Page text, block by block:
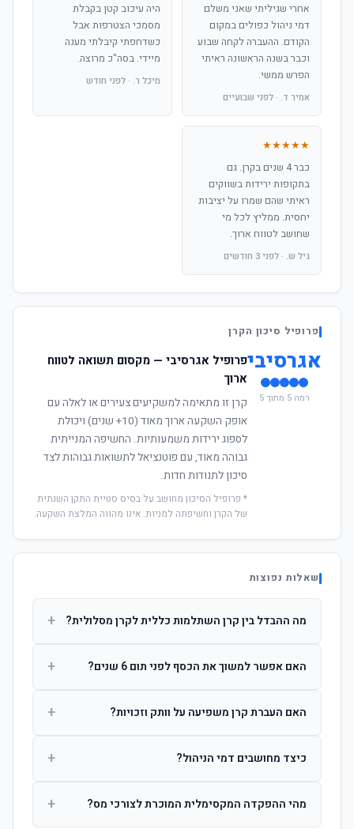
אחרי שגיליתי שאני משלם
דמי ניהול כפולים במקום
הקודם. ההעברה לקחה שבוע
וכבר בשנה הראשונה ראיתי
הפרש ממשי.
אמיר ד. · לפני שבועיים
היה עיכוב קטן בקבלת
מסמכי הצטרפות אבל
כשדחפתי קיבלתי מענה
מיידי. בסה"כ מרוצה.
מיכל ר. · לפני חודש
★★★★★
כבר 4 שנים בקרן. גם
בתקופות ירידות בשווקים
ראיתי שהם שמרו על יציבות
יחסית. ממליץ לכל מי
שחושב לטווח ארוך.
גיל ש. · לפני 3 חודשים
פרופיל סיכון הקרן
אגרסיבי
רמה 5 מתוך 5
פרופיל אגרסיבי — מקסום תשואה לטווח
ארוך
קרן זו מתאימה למשקיעים צעירים או לאלה עם
אופק השקעה ארוך מאוד (10+ שנים) ויכולת
לספוג ירידות משמעותיות. החשיפה המנייתית
גבוהה מאוד, עם פוטנציאל לתשואות גבוהות לצד
סיכון לתנודות חדות.
* פרופיל הסיכון מחושב על בסיס סטיית התקן השנתית
של הקרן וחשיפתה למניות. אינו מהווה המלצת השקעה.
שאלות נפוצות
מה ההבדל בין קרן השתלמות כללית לקרן מסלולית? +
ההשקעות. קרן מסלולית עוקבת אחרי מדד ספציפי ומאפשרת
האם אפשר למשוך את הכסף לפני תום 6 שנים? +
הרווחים. לאחר 6 שנים ניתן למשוך פטור ממס עד לתקרה
האם העברת קרן משפיעה על וותק וזכויות? +
החברות. הוותק ממשיך להיספר מיום ההפקדה הראשונה.
כיצד מחושבים דמי הניהול? +
ומתן על שיעורם בעת הצטרפות.
מהי ההפקדה המקסימלית המוכרת לצורכי מס? +